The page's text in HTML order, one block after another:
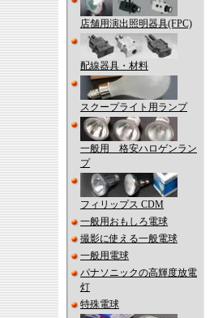
店舗用演出照明器具(FPC)
配線器具・材料
スクープライト用ランプ
一般用 格安ハロゲンラン
プ
フィリップス CDM
一般用おもしろ電球
撮影に使える一般電球
一般用電球
パナソニックの高輝度放電
灯
特殊電球